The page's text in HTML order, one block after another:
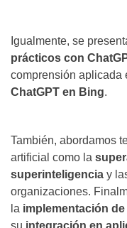
Igualmente, se
prácticos con
comprensión aplicada
ChatGPT en Bing.
También, abordamos
artificial como la
superinteligencia y
organizaciones.
la implementación